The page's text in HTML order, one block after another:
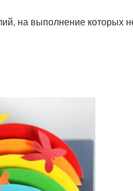
на выполнение которых